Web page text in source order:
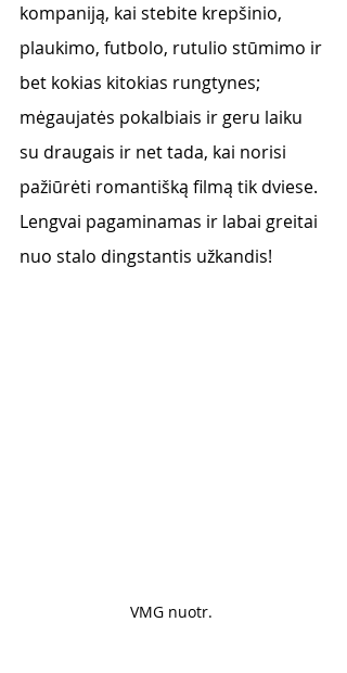
kompaniją, kai stebite krepšinio,
plaukimo, futbolo, rutulio stūmimo ir
bet kokias kitokias rungtynes;
mėgaujatės pokalbiais ir geru laiku
su draugais ir net tada, kai norisi
pažiūrėti romantišką filmą tik dviese.
Lengvai pagaminamas ir labai greitai
nuo stalo dingstantis užkandis!
VMG nuotr.